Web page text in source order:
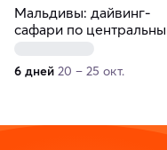
Мальдивы: дайвинг-
сафари по
Pearl. 6 дней
6 дней 20 – 25 окт.